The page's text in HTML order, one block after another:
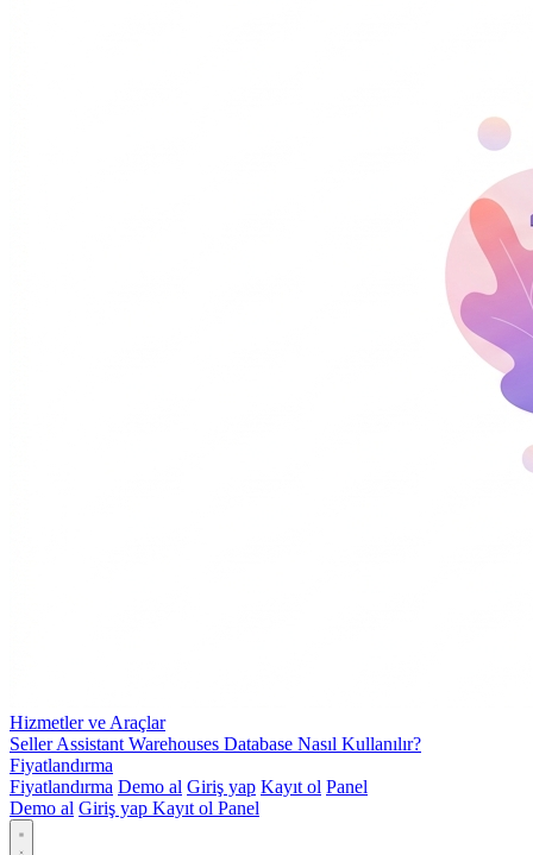
Hizmetler ve Araçlar
Seller Assistant Warehouses Database Nasıl Kullanılır?
Fiyatlandırma
Fiyatlandırma Demo al Giriş yap Kayıt ol Panel
Demo al Giriş yap Kayıt ol Panel